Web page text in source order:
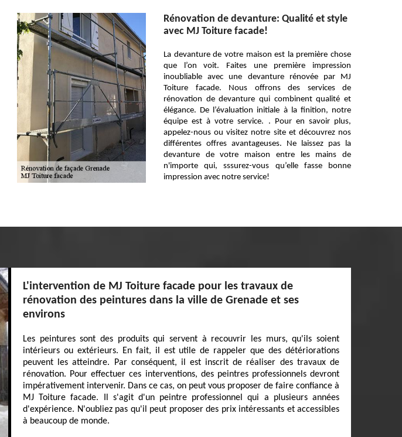
Rénovation de devanture: Qualité et style
avec MJ Toiture facade!
La devanture de votre maison est la première chose
que l’on voit. Faites une première impression
inoubliable avec une devanture rénovée par MJ
Toiture facade. Nous offrons des services de
rénovation de devanture qui combinent qualité et
élégance. De l’évaluation initiale à la finition, notre
équipe est à votre service. . Pour en savoir plus,
appelez-nous ou visitez notre site et découvrez nos
différentes offres avantageuses. Ne laissez pas la
devanture de votre maison entre les mains de
n'importe qui, sssurez-vous qu’elle fasse bonne
impression avec notre service!
L'intervention de MJ Toiture facade pour les travaux de
rénovation des peintures dans la ville de Grenade et ses
environs
Les peintures sont des produits qui servent à recouvrir les murs, qu'ils soient
intérieurs ou extérieurs. En fait, il est utile de rappeler que des détériorations
peuvent les atteindre. Par conséquent, il est inscrit de réaliser des travaux de
rénovation. Pour effectuer ces interventions, des peintres professionnels devront
impérativement intervenir. Dans ce cas, on peut vous proposer de faire confiance à
MJ Toiture facade. Il s'agit d'un peintre professionnel qui a plusieurs années
d'expérience. N'oubliez pas qu'il peut proposer des prix intéressants et accessibles
à beaucoup de monde.